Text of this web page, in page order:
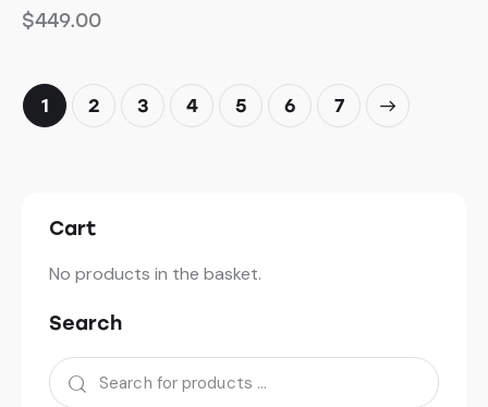
$449.00
1 2 3 4 5 6 7
→
Cart
No products in the basket.
Search